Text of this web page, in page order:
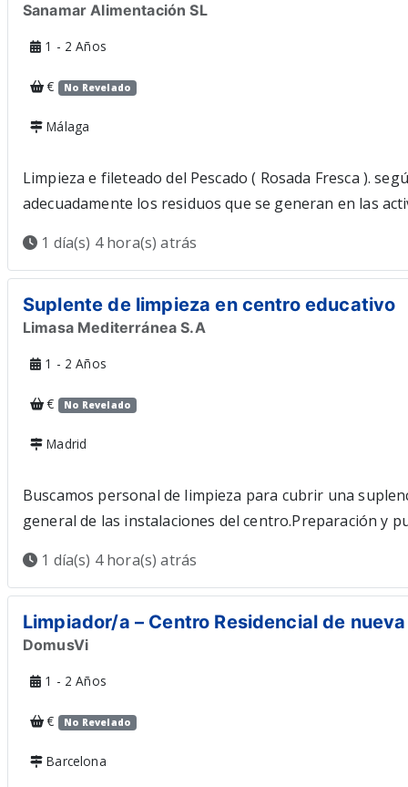
que totes les nostres ofertes estan dirigides a
BBSS: serveis de massatges, gabinet psicològic,
Sanamar Alimentación SL
1 - 2 Años
€ No Revelado
Málaga
Limpieza e fileteado del Pescado ( Rosada Fresca ).
adecuadamente los residuos que se generan en las
limpiadoExperiencia:Pescadería,Restaurantes o
1 día(s) 4 hora(s) atrás
Suplente de limpieza en centro educativo
Limasa Mediterránea S.A
1 - 2 Años
€ No Revelado
Madrid
Buscamos personal de limpieza para cubrir una
general de las instalaciones del centro.Preparación y
limpieza, ¡queremos conocerte!Sueldo: A partir de
Valdemoro?¿Tienes disponibilidad para ambos turnos
1 día(s) 4 hora(s) atrás
Limpiador/a – Centro Residencial de
DomusVi
1 - 2 Años
€ No Revelado
Barcelona